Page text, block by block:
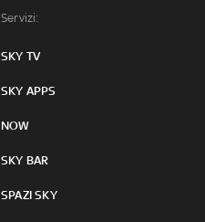
Servizi:
SKY TV
SKY APPS
NOW
SKY BAR
SPAZI SKY